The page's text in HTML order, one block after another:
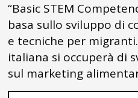
“Basic STEM
basa sullo sviluppo di
e tecniche per
italiana si occuperà di
sul marketing